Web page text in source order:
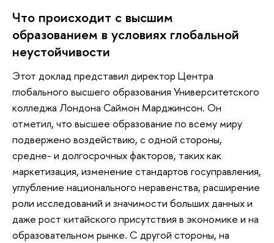
Что происходит с высшим
образованием в условиях глобальной
неустойчивости
Этот доклад представил директор Центра
глобального высшего образования Университетского
колледжа Лондона Саймон Марджинсон. Он
отметил, что высшее образование по всему миру
подвержено воздействию, с одной стороны,
средне- и долгосрочных факторов, таких как
маркетизация, изменение стандартов госуправления,
углубление национального неравенства, расширение
роли исследований и значимости больших данных и
даже рост китайского присутствия в экономике и на
образовательном рынке. С другой стороны, на